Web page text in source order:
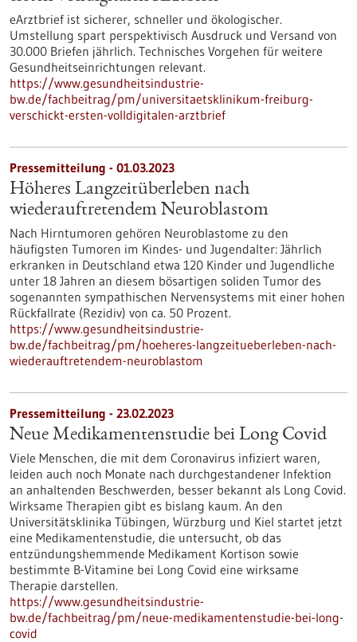
eArztbrief ist sicherer, schneller und ökologischer.
Umstellung spart perspektivisch Ausdruck und Versand von
30.000 Briefen jährlich. Technisches Vorgehen für weitere
Gesundheitseinrichtungen relevant.
https://www.gesundheitsindustrie-
bw.de/fachbeitrag/pm/universitaetsklinikum-freiburg-
verschickt-ersten-volldigitalen-arztbrief
Pressemitteilung - 01.03.2023
Höheres Langzeitüberleben nach
wiederauftretendem Neuroblastom
Nach Hirntumoren gehören Neuroblastome zu den
häufigsten Tumoren im Kindes- und Jugendalter: Jährlich
erkranken in Deutschland etwa 120 Kinder und Jugendliche
unter 18 Jahren an diesem bösartigen soliden Tumor des
sogenannten sympathischen Nervensystems mit einer hohen
Rückfallrate (Rezidiv) von ca. 50 Prozent.
https://www.gesundheitsindustrie-
bw.de/fachbeitrag/pm/hoeheres-langzeitueberleben-nach-
wiederauftretendem-neuroblastom
Pressemitteilung - 23.02.2023
Neue Medikamentenstudie bei Long Covid
Viele Menschen, die mit dem Coronavirus infiziert waren,
leiden auch noch Monate nach durchgestandener Infektion
an anhaltenden Beschwerden, besser bekannt als Long Covid.
Wirksame Therapien gibt es bislang kaum. An den
Universitätsklinika Tübingen, Würzburg und Kiel startet jetzt
eine Medikamentenstudie, die untersucht, ob das
entzündungshemmende Medikament Kortison sowie
bestimmte B-Vitamine bei Long Covid eine wirksame
Therapie darstellen.
https://www.gesundheitsindustrie-
bw.de/fachbeitrag/pm/neue-medikamentenstudie-bei-long-
covid